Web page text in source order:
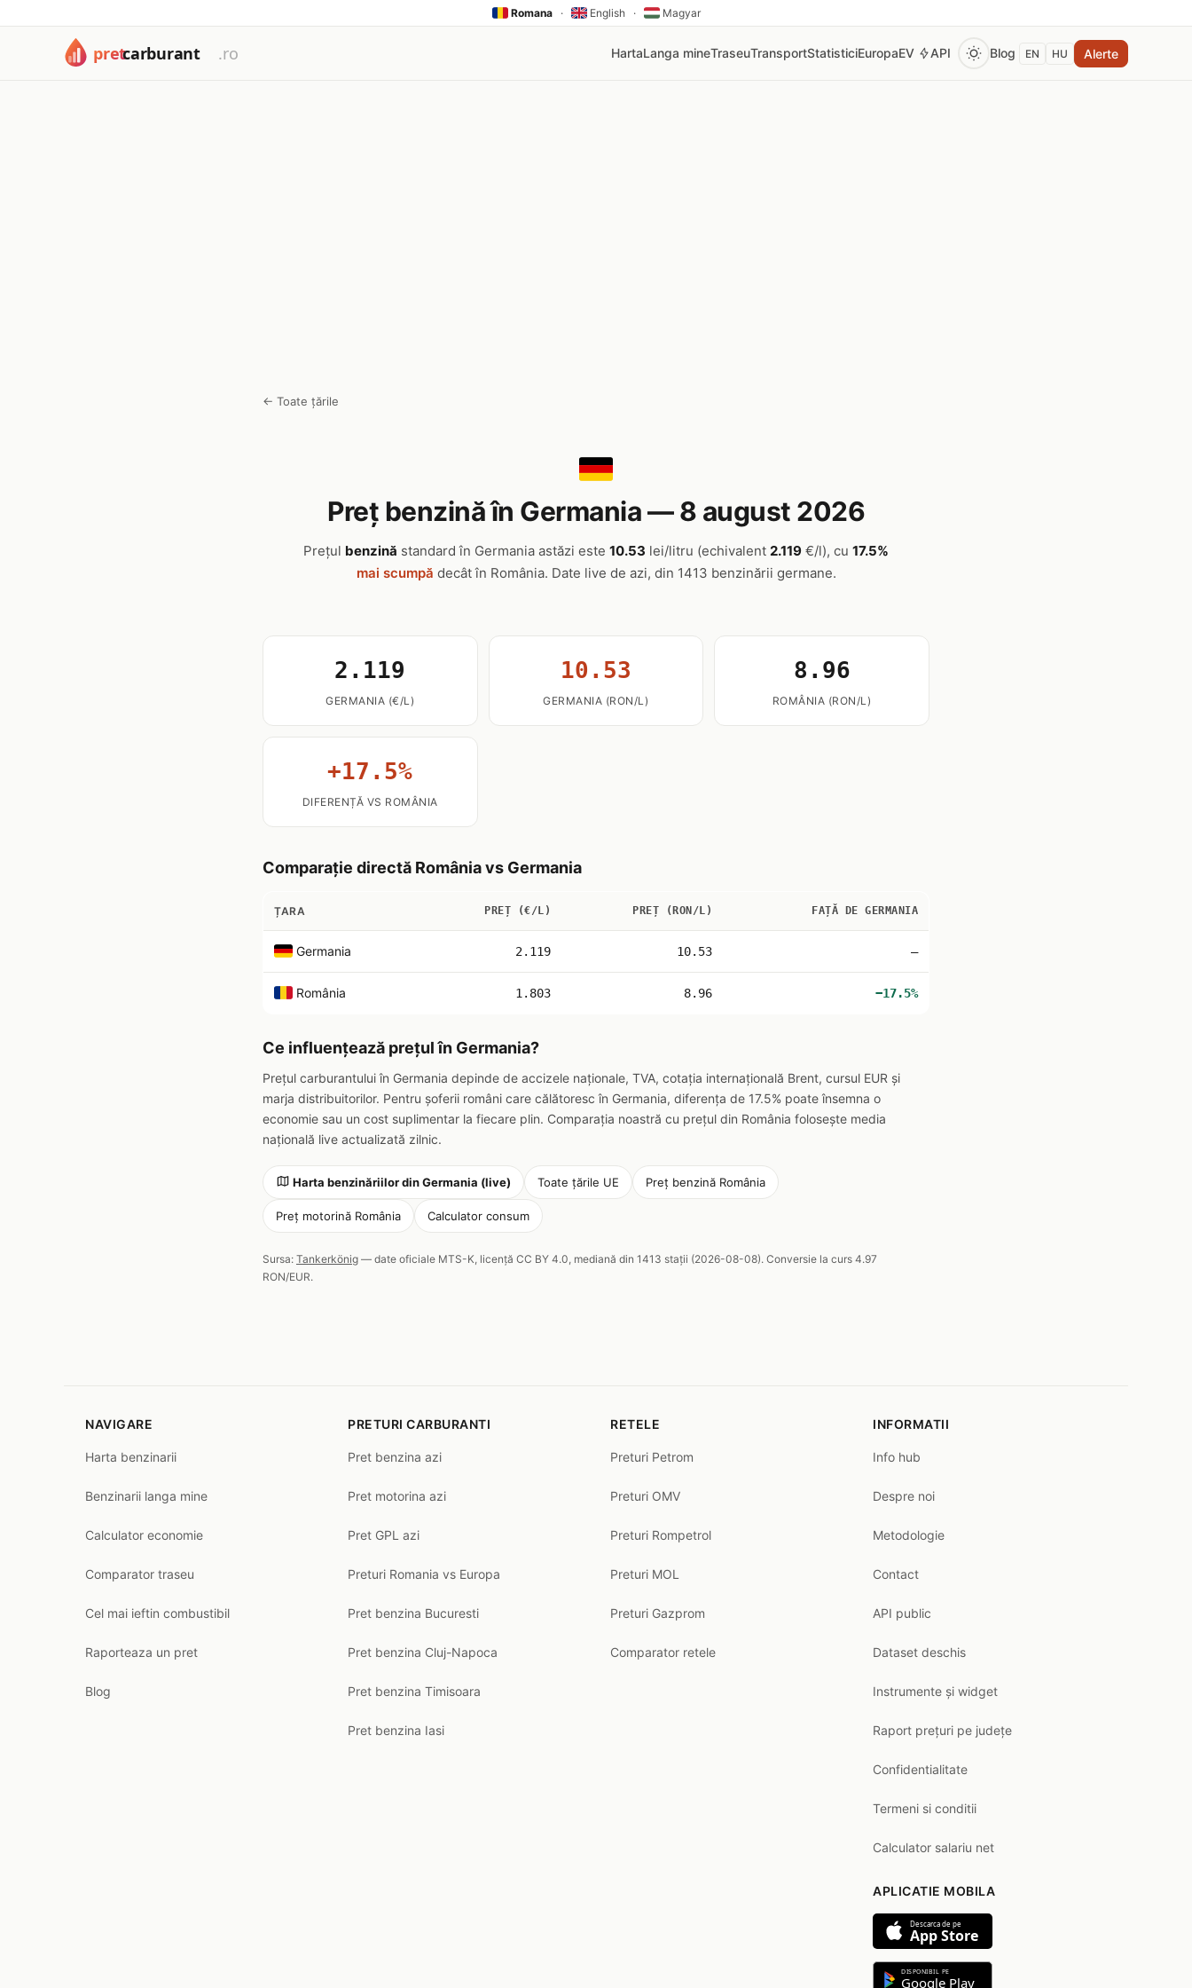
Romana · English · Magyar
HartaLanga mineTraseuTransportStatisticiEuropaEV API Blog EN HU Alerte
← Toate țările
Preț benzină în Germania — 8 august 2026
Prețul benzină standard în Germania astăzi este 10.53 lei/litru (echivalent 2.119 €/l), cu 17.5%
mai scumpă decât în România. Date live de azi, din 1413 benzinării germane.
2.119
GERMANIA (€/L)
10.53
GERMANIA (RON/L)
8.96
ROMÂNIA (RON/L)
+17.5%
DIFERENȚĂ VS ROMÂNIA
Comparație directă România vs Germania
ȚARA PREȚ (€/L) PREȚ (RON/L) FAȚĂ DE GERMANIA
Germania 2.119 10.53 —
România 1.803 8.96 −17.5%
Ce influențează prețul în Germania?
Prețul carburantului în Germania depinde de accizele naționale, TVA, cotația internațională Brent, cursul EUR și
marja distribuitorilor. Pentru șoferii români care călătoresc în Germania, diferența de 17.5% poate însemna o
economie sau un cost suplimentar la fiecare plin. Comparația noastră cu prețul din România folosește media
națională live actualizată zilnic.
Harta benzinăriilor din Germania (live) Toate țările UE Preț benzină România
Preț motorină România Calculator consum
Sursa: Tankerkönig — date oficiale MTS-K, licență CC BY 4.0, mediană din 1413 stații (2026-08-08). Conversie la curs 4.97
RON/EUR.
NAVIGARE
Harta benzinarii
Benzinarii langa mine
Calculator economie
Comparator traseu
Cel mai ieftin combustibil
Raporteaza un pret
Blog
PRETURI CARBURANTI
Pret benzina azi
Pret motorina azi
Pret GPL azi
Preturi Romania vs Europa
Pret benzina Bucuresti
Pret benzina Cluj-Napoca
Pret benzina Timisoara
Pret benzina Iasi
RETELE
Preturi Petrom
Preturi OMV
Preturi Rompetrol
Preturi MOL
Preturi Gazprom
Comparator retele
INFORMATII
Info hub
Despre noi
Metodologie
Contact
API public
Dataset deschis
Instrumente și widget
Raport prețuri pe județe
Confidentialitate
Termeni si conditii
Calculator salariu net
APLICATIE MOBILA
Descarca de pe
App Store
DISPONIBIL PE
Google Play